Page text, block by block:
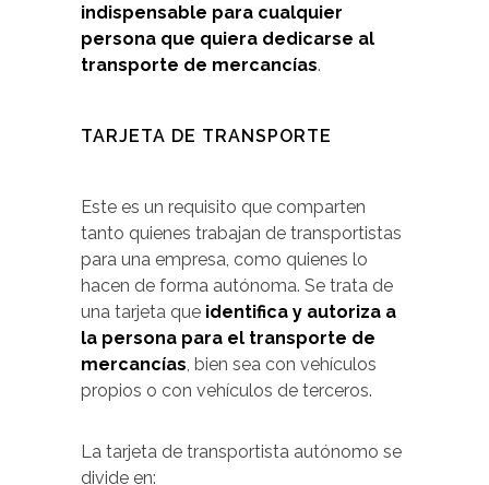
indispensable para cualquier
persona que quiera dedicarse al
transporte de mercancías.
TARJETA DE TRANSPORTE
Este es un requisito que comparten
tanto quienes trabajan de transportistas
para una empresa, como quienes lo
hacen de forma autónoma. Se trata de
una tarjeta que identifica y autoriza a
la persona para el transporte de
mercancías, bien sea con vehículos
propios o con vehículos de terceros.
La tarjeta de transportista autónomo se
divide en: